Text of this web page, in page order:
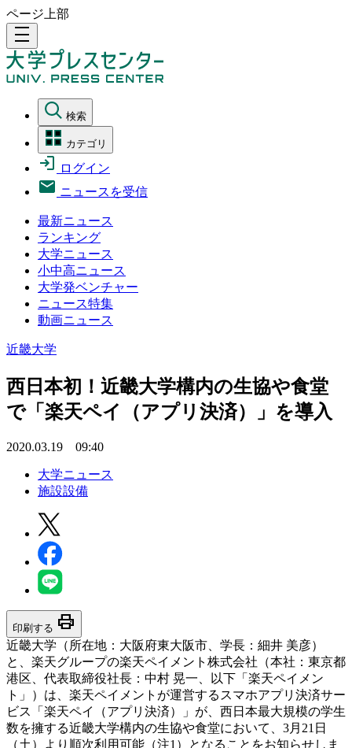
ページ上部
density_medium
検索
カテゴリ
ログイン
ニュースを受信
最新ニュース
ランキング
大学ニュース
小中高ニュース
大学発ベンチャー
ニュース特集
動画ニュース
近畿大学
西日本初！近畿大学構内の生協や食堂
で「楽天ペイ（アプリ決済）」を導入
2020.03.19 09:40
大学ニュース
施設設備
印刷する print
近畿大学（所在地：大阪府東大阪市、学長：細井 美彦）
と、楽天グループの楽天ペイメント株式会社（本社：東京都
港区、代表取締役社長：中村 晃一、以下「楽天ペイメン
ト」）は、楽天ペイメントが運営するスマホアプリ決済サー
ビス「楽天ペイ（アプリ決済）」が、西日本最大規模の学生
数を擁する近畿大学構内の生協や食堂において、3月21日
（土）より順次利用可能（注1）となることをお知らせしま